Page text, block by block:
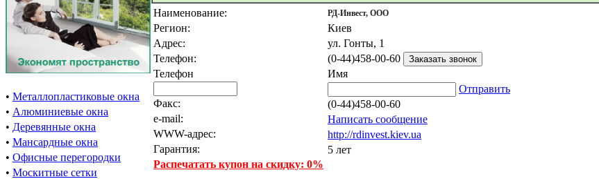
• Металлопластиковые окна
• Алюминиевые окна
• Деревянные окна
• Мансардные окна
• Офисные перегородки
• Москитные сетки
Наименование:
Регион:
Адрес:
Телефон:
Телефон
Факс:
e-mail:
WWW-адрес:
Гарантия:
Распечатать купон на скидку: 0%
РД-Инвест, ООО
Киев
ул. Гонты, 1
(0-44)458-00-60
Имя
Отправить
(0-44)458-00-60
Написать сообщение
http://rdinvest.kiev.ua
5 лет